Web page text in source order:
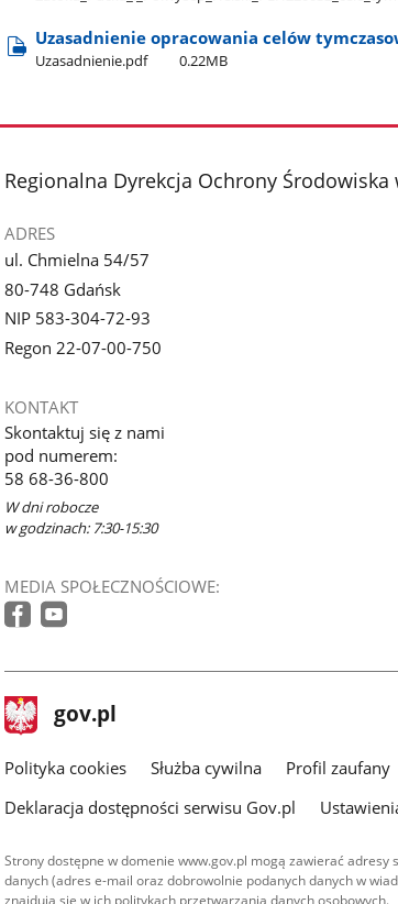
Uzasadnienie opracowania celów
Uzasadnienie.pdf 0.22MB
stopka
Regionalna Dyrekcja Ochrony Środowiska
ADRES
ul. Chmielna 54/57
80-748 Gdańsk
NIP 583-304-72-93
Regon 22-07-00-750
KONTAKT
Skontaktuj się z nami
pod numerem:
58 68-36-800
W dni robocze
w godzinach: 7:30-15:30
MEDIA SPOŁECZNOŚCIOWE:
stopka
gov.pl Strona
gov.pl
gov.pl
Polityka cookies Służba cywilna Profil zaufany
Deklaracja dostępności serwisu Gov.pl
Strony dostępne w domenie www.gov.pl mogą zawierać
danych (adres e-mail oraz dobrowolnie podanych danych w
znajdują się w ich politykach przetwarzania danych osobowych.